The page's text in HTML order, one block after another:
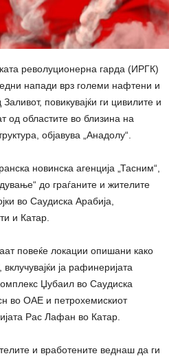
револуционерна гарда (ИРГК)
напади врз големи нафтени и
повикувајќи ги цивилите и
од областите во близина на
објавува „Анадолу“.
новинска агенција „Тасним“,
до граѓаните и жителите
во Саудиска Арабија,
и Катар.
повеќе локации опишани како
ја рафинеријата
Џубаил во Саудиска
во ОАЕ и петрохемискиот
Рас Лафан во Катар.
и вработените веднаш да ги